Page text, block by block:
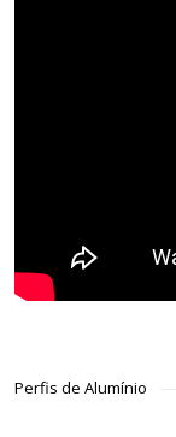
Perfis de Alumínio